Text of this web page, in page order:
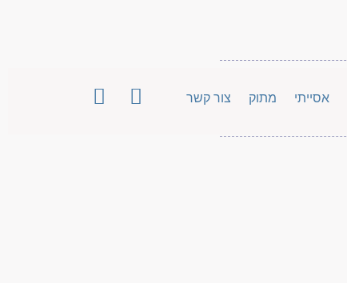
אסייתי מתוק צור קשר